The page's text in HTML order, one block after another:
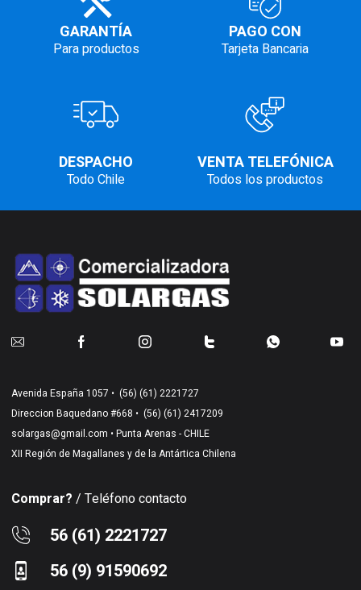
GARANTÍA
Para productos
PAGO CON
Tarjeta Bancaria
DESPACHO
Todo Chile
VENTA TELEFÓNICA
Todos los productos
Avenida España 1057 • (56) (61) 2221727
Direccion Baquedano #668 • (56) (61) 2417209
solargas@gmail.com • Punta Arenas - CHILE
XII Región de Magallanes y de la Antártica Chilena
Comprar? / Teléfono contacto
56 (61) 2221727
56 (9) 91590692